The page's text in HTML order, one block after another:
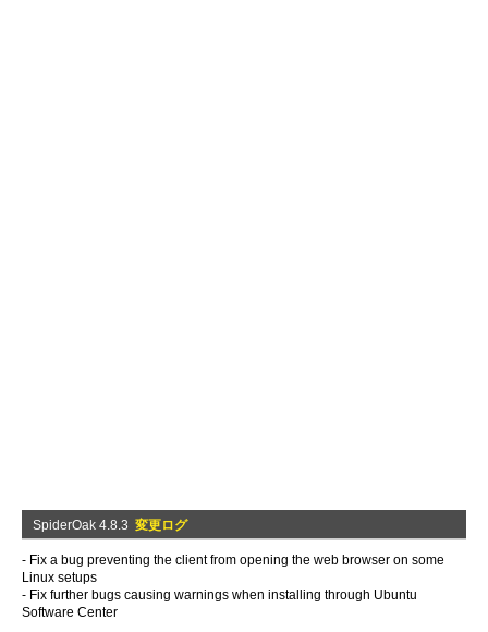
SpiderOak 4.8.3 変更ログ
- Fix a bug preventing the client from opening the web browser on some
Linux setups
- Fix further bugs causing warnings when installing through Ubuntu
Software Center